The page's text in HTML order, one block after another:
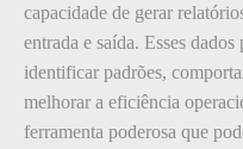
capacidade de gerar
entrada e saída. Esses
identificar padrões,
melhorar a eficiência
ferramenta poderosa que